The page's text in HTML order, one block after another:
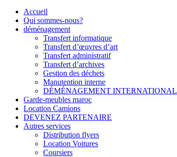
Accueil
Qui sommes-nous?
déménagement
Transfert informatique
Transfert d’œuvres d’art
Transfert administratif
Transfert d’archives
Gestion des déchets
Manutention interne
DÉMÉNAGEMENT INTERNATIONAL
Garde-meubles maroc
Location Camions
DEVENEZ PARTENAIRE
Autres services
Distribution flyers
Location Voitures
Coursiers